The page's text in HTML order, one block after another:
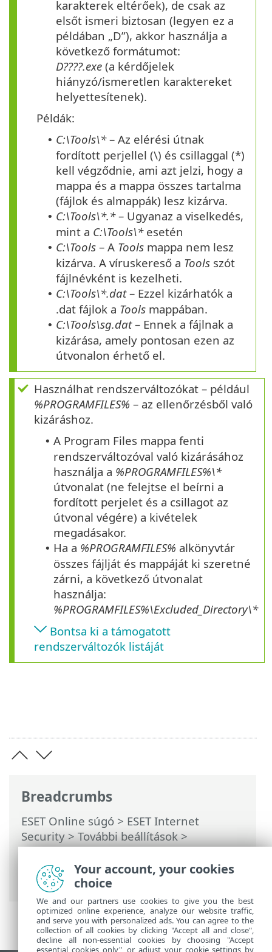
Breadcrumbs
ESET Online súgó > ESET Internet
Security>További beállítások>
Ellenőrzések>Kivételek>
Teljesítménybeli kivételek>
Útvonalkivétel formátuma
karakterek eltérőek), de csak az
elsőt ismeri biztosan (legyen ez a
példában „D”), akkor használja a
következő formátumot:
D????.exe (a kérdőjelek
hiányzó/ismeretlen karaktereket
helyettesítenek).
Példák:
• C:\Tools\*– Az elérési útnak
fordított perjellel (\) és csillaggal (*)
kell végződnie, ami azt jelzi, hogy a
mappa és a mappa összes tartalma
(fájlok és almappák) lesz kizárva.
• C:\Tools\*.*– Ugyanaz a viselkedés,
mint a C:\Tools\*esetén
• C:\Tools – A Tools mappa nem lesz
kizárva. A víruskereső a Tools szót
fájlnévként is kezelheti.
• C:\Tools\*.dat– Ezzel kizárhatók a
.dat fájlok a Tools mappában.
• C:\Tools\sg.dat– Ennek a fájlnak a
kizárása, amely pontosan ezen az
útvonalon érhető el.
Használhat rendszerváltozókat – például
%PROGRAMFILES% – az ellenőrzésből való
kizáráshoz.
• A Program Files mappa fenti
rendszerváltozóval való kizárásához
használja a %PROGRAMFILES%\*
útvonalat (ne felejtse el beírni a
fordított perjelet és a csillagot az
útvonal végére) a kivételek
megadásakor.
• Ha a %PROGRAMFILES% alkönyvtár
összes fájlját és mappáját ki szeretné
zárni, a következő útvonalat
használja:
%PROGRAMFILES%\Excluded_Directory\*
Bontsa ki a támogatott
rendszerváltozók listáját
Your account, your cookies
choice
We and our partners use cookies to give you the best
optimized online experience, analyze our website traffic,
and serve you with personalized ads. You can agree to the
collection of all cookies by clicking "Accept all and close",
decline all non-essential cookies by choosing "Accept
essential cookies only", or adjust your cookie settings by